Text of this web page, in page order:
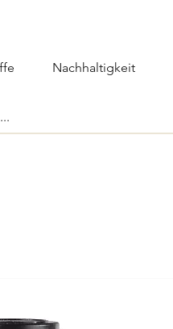
Nachhaltigkeit